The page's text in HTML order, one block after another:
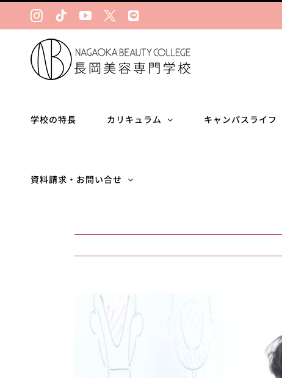
Instagram
TiktokYouTube
Ｘ LINE
学校の特長 カリキュラム キャンパスライフ
資料請求・お問い合せ
Image